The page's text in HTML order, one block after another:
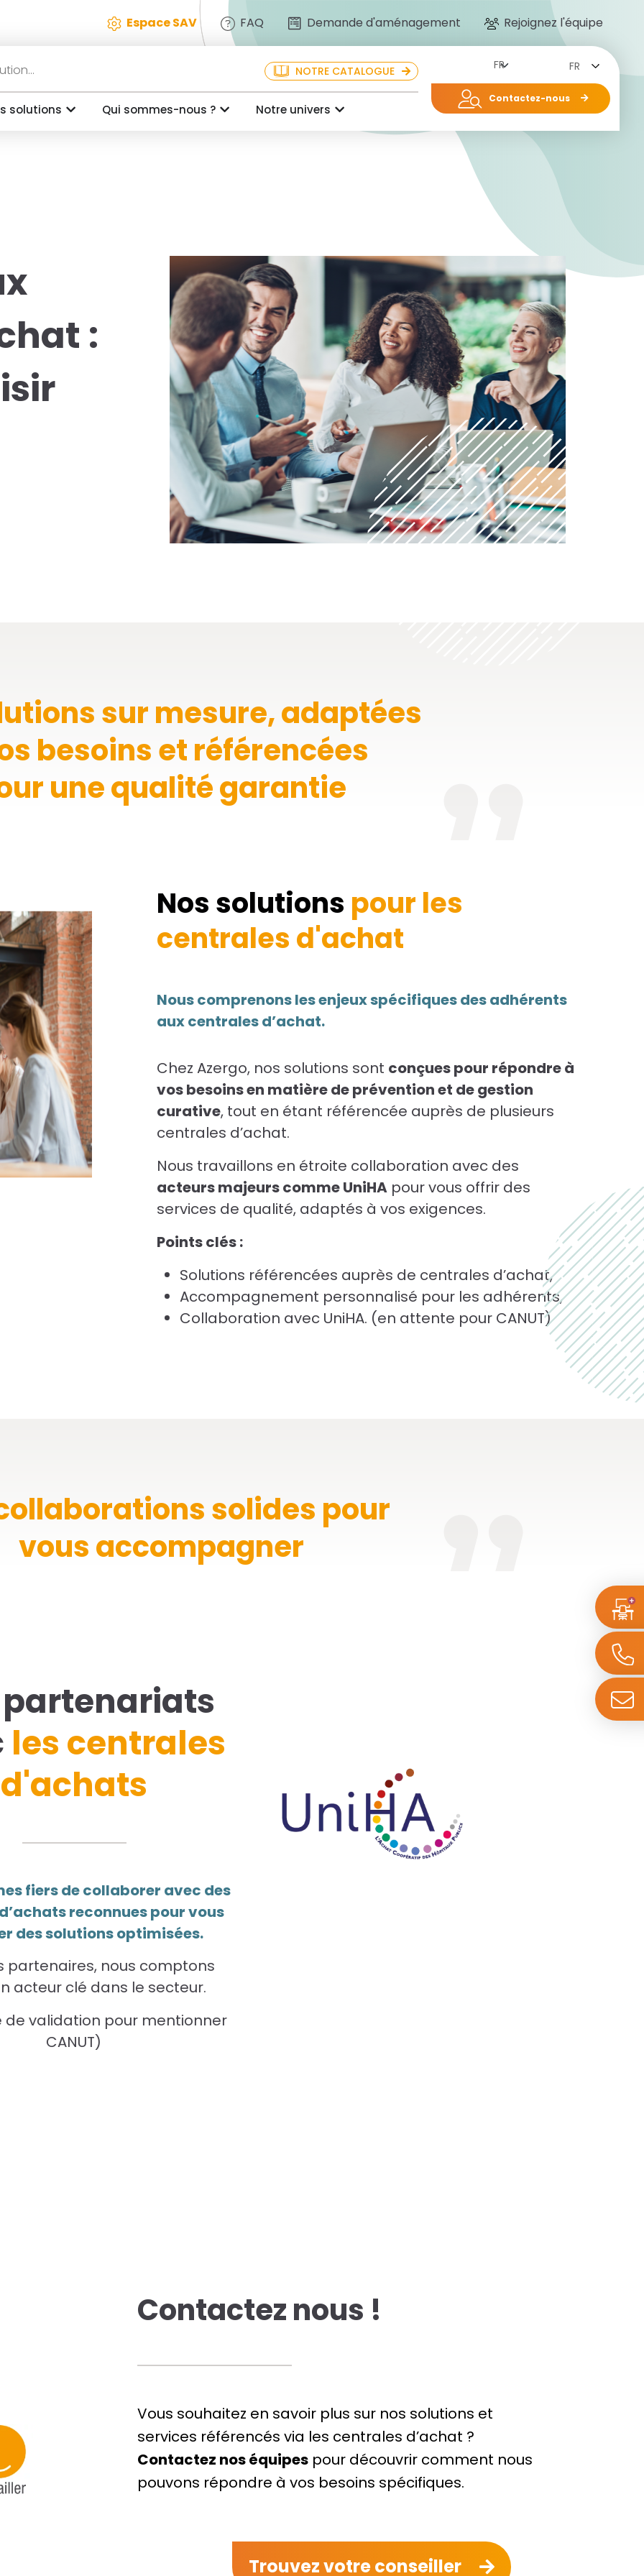
Espace SAV FAQ Demande d'aménagement Rejoignez l'équipe
NOTRE CATALOGUE
solutions Qui sommes-nous ? Notre univers
FR
Contactez-nous
:
sur mesure, adaptées
besoins et référencées
une qualité garantie
Nos solutions pour les
centrales d'achat
Nous comprenons les enjeux spécifiques des adhérents
aux centrales d’achat.
Chez Azergo, nos solutions sont conçues pour répondre à
vos besoins en matière de prévention et de gestion
curative, tout en étant référencée auprès de plusieurs
centrales d’achat.
Nous travaillons en étroite collaboration avec des
acteurs majeurs comme UniHApour vous offrir des
services de qualité, adaptés à vos exigences.
Points clés :
Solutions référencées auprès de centrales d’achat,
Accompagnement personnalisé pour les adhérents,
Collaboration avec UniHA. (en attente pour CANUT)
solides pour
vous accompagner
partenariats
les centrales
d'achats
fiers de collaborer avec des
reconnues pour vous
des solutions optimisées.
partenaires, nous comptons
acteur clé dans le secteur.
de validation pour mentionner
CANUT)
Contactez nous !
Vous souhaitez en savoir plus sur nos solutions et
services référencés via les centrales d’achat ?
Contactez nos équipes pour découvrir comment nous
pouvons répondre à vos besoins spécifiques.
Trouvez votre conseiller